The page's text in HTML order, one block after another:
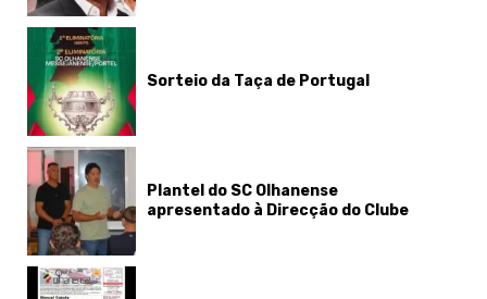
Sorteio da Taça de Portugal
Plantel do SC Olhanense
apresentado à Direcção do Clube